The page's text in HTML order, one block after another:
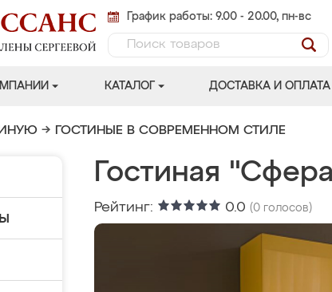
График работы: 9.00 - 20.00, пн-вс
КАТАЛОГ ДОСТАВКА И ОПЛАТА
→ ГОСТИНЫЕ В СОВРЕМЕННОМ СТИЛЕ
Гостиная
Рейтинг: 0.0 (0 голосов)